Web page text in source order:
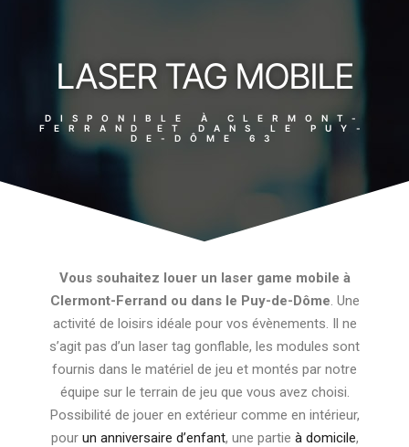
LASER TAG MOBILE
DISPONIBLE À CLERMONT-
FERRAND ET DANS LE PUY-
DE-DÔME 63
Vous souhaitez louer un laser game mobile à
Clermont-Ferrand ou dans le Puy-de-Dôme. Une
activité de loisirs idéale pour vos évènements. Il ne
s’agit pas d’un laser tag gonflable, les modules sont
fournis dans le matériel de jeu et montés par notre
équipe sur le terrain de jeu que vous avez choisi.
Possibilité de jouer en extérieur comme en intérieur,
pour un anniversaire d’enfant, une partie à domicile,